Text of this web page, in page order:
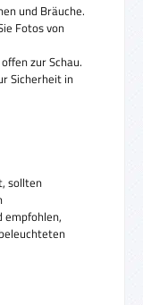
und Bräuche.
Fotos von
zur Schau.
Sicherheit in
sollten
empfohlen,